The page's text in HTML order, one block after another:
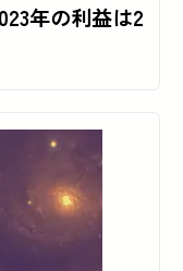
年の利益は2